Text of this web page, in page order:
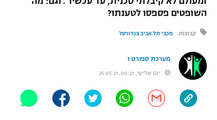
ברחבה
"מעל הליגה" – פודקאסט
"מחצית בשכונה" – פודקאסט
הפועל באר שבע
מכבי נתניה
בני יהודה
ליגה ברזילאית
ליגות נוספות
היאבקות WWE
אופניים
השופטים פספסו לטענתו?
קבוצות: מכבי תל אביב בכדורסל
מערכת ספורט 1
יום שלישי, 00:27, 25.05.21